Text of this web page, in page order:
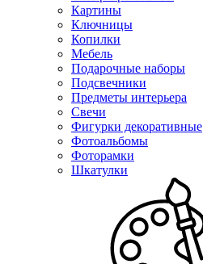
Картины
Ключницы
Копилки
Мебель
Подарочные наборы
Подсвечники
Предметы интерьера
Свечи
Фигурки декоративные
Фотоальбомы
Фоторамки
Шкатулки